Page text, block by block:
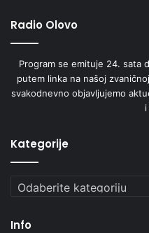
Radio Olovo
Program se emituje 24. sata
putem linka na našoj
svakodnevno objavljujemo
Kategorije
Kategorije
Info